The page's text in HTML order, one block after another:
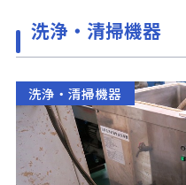
洗浄・清掃機器
洗浄・清掃機器